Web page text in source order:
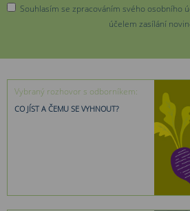
Souhlasím se zpracováním svého osobního
účelem zasílání
Vybraný rozhovor s odborníkem:
CO JÍST A ČEMU SE VYHNOUT?